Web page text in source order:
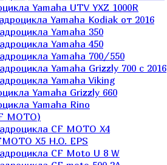
Yamaha UTV YXZ 1000R
Yamaha Kodiak от 2016
Yamaha 350
Yamaha 450
Yamaha 700/550
Yamaha Grizzly 700 с 2016
Yamaha Viking
Yamaha Grizzly 660
Yamaha Rino
MOTO)
CF MOTO X4
X5 H.O. EPS
CF Moto U 8 W